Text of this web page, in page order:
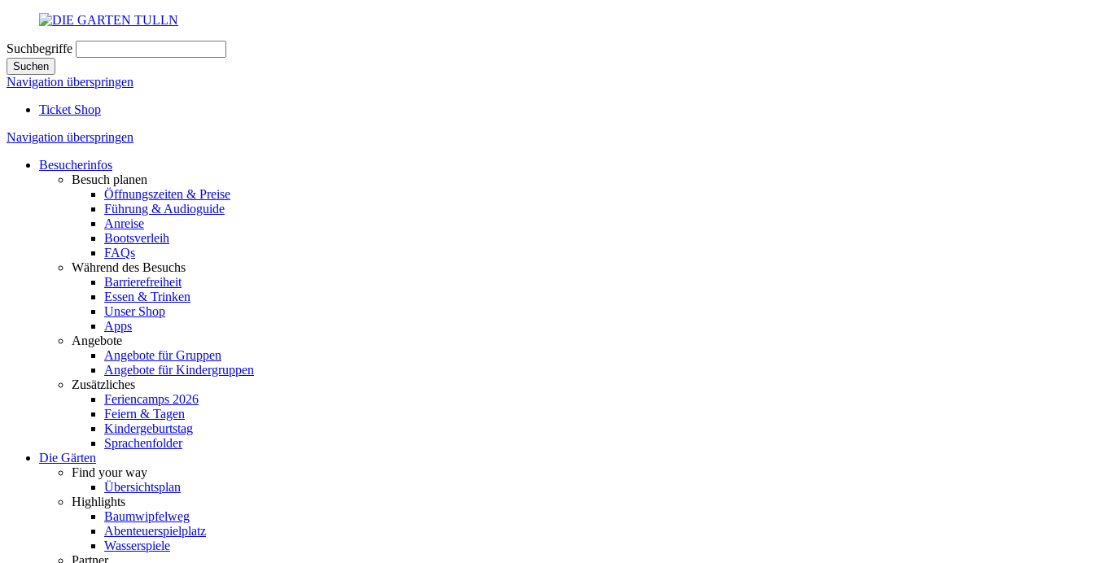
Suchbegriffe
Suchen
Navigation überspringen
Ticket Shop
Navigation überspringen
Besucherinfos
Besuch planen
Öffnungszeiten & Preise
Führung & Audioguide
Anreise
Bootsverleih
FAQs
Während des Besuchs
Barrierefreiheit
Essen & Trinken
Unser Shop
Apps
Angebote
Angebote für Gruppen
Angebote für Kindergruppen
Zusätzliches
Feriencamps 2026
Feiern & Tagen
Kindergeburtstag
Sprachenfolder
Die Gärten
Find your way
Übersichtsplan
Highlights
Baumwipfelweg
Abenteuerspielplatz
Wasserspiele
Partner